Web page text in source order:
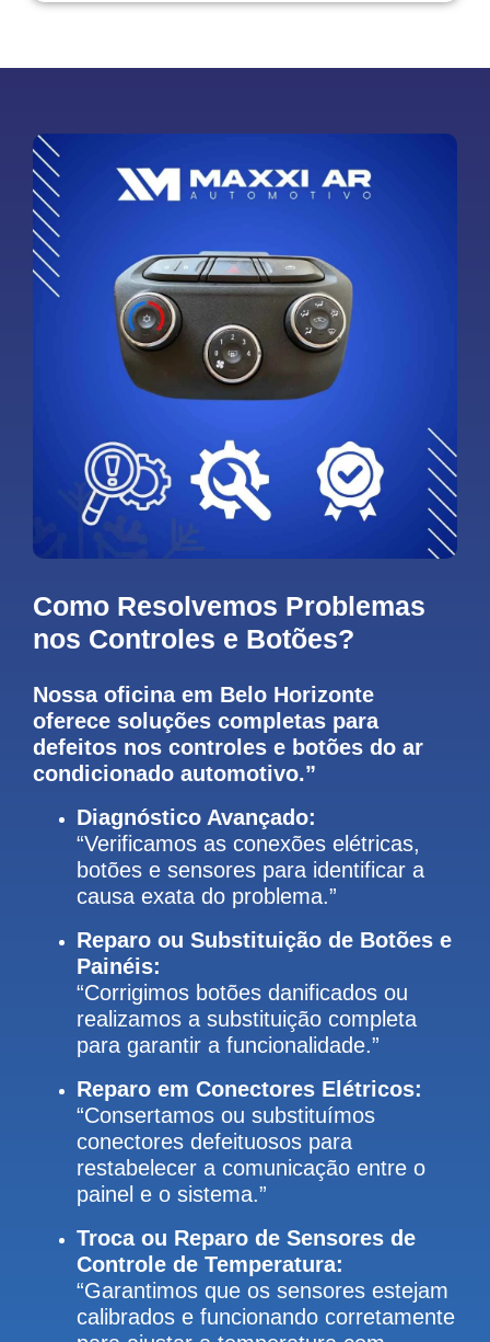
Como Resolvemos Problemas
nos Controles e Botões?
Nossa oficina em Belo Horizonte
oferece soluções completas para
defeitos nos controles e botões do ar
condicionado automotivo.”
Diagnóstico Avançado:
“Verificamos as conexões elétricas,
botões e sensores para identificar a
causa exata do problema.”
Reparo ou Substituição de Botões e
Painéis:
“Corrigimos botões danificados ou
realizamos a substituição completa
para garantir a funcionalidade.”
Reparo em Conectores Elétricos:
“Consertamos ou substituímos
conectores defeituosos para
restabelecer a comunicação entre o
painel e o sistema.”
Troca ou Reparo de Sensores de
Controle de Temperatura:
“Garantimos que os sensores estejam
calibrados e funcionando corretamente